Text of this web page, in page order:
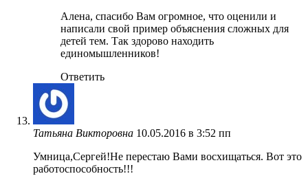
Алена, спасибо Вам огромное, что оценили и
написали свой пример объяснения сложных для
детей тем. Так здорово находить
единомышленников!
Ответить
Татьяна Викторовна 10.05.2016 в 3:52 пп
Умница,Сергей!Не перестаю Вами восхищаться. Вот это
работоспособность!!!